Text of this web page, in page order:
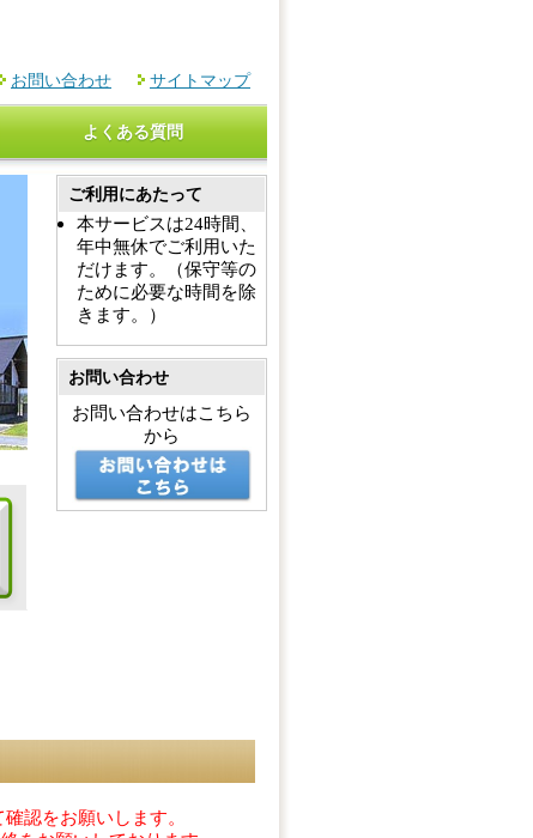
お問い合わせ サイトマップ
よくある質問
ご利用にあたって
本サービスは24時間、
年中無休でご利用いた
だけます。（保守等の
ために必要な時間を除
きます。）
お問い合わせ
お問い合わせはこちら
から
認をお願いします。